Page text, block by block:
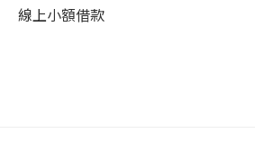
線上小額借款